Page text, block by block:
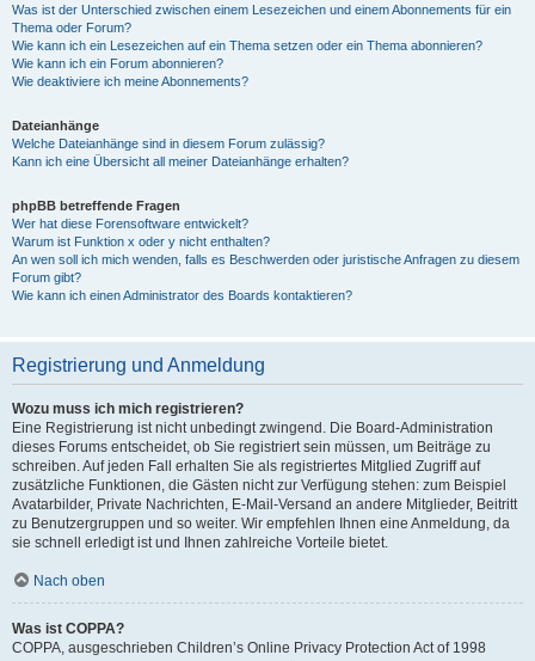
Was ist der Unterschied zwischen einem Lesezeichen und einem Abonnements für ein
Thema oder Forum?
Wie kann ich ein Lesezeichen auf ein Thema setzen oder ein Thema abonnieren?
Wie kann ich ein Forum abonnieren?
Wie deaktiviere ich meine Abonnements?
Dateianhänge
Welche Dateianhänge sind in diesem Forum zulässig?
Kann ich eine Übersicht all meiner Dateianhänge erhalten?
phpBB betreffende Fragen
Wer hat diese Forensoftware entwickelt?
Warum ist Funktion x oder y nicht enthalten?
An wen soll ich mich wenden, falls es Beschwerden oder juristische Anfragen zu diesem
Forum gibt?
Wie kann ich einen Administrator des Boards kontaktieren?
Registrierung und Anmeldung
Wozu muss ich mich registrieren?
Eine Registrierung ist nicht unbedingt zwingend. Die Board-Administration
dieses Forums entscheidet, ob Sie registriert sein müssen, um Beiträge zu
schreiben. Auf jeden Fall erhalten Sie als registriertes Mitglied Zugriff auf
zusätzliche Funktionen, die Gästen nicht zur Verfügung stehen: zum Beispiel
Avatarbilder, Private Nachrichten, E-Mail-Versand an andere Mitglieder, Beitritt
zu Benutzergruppen und so weiter. Wir empfehlen Ihnen eine Anmeldung, da
sie schnell erledigt ist und Ihnen zahlreiche Vorteile bietet.
Nach oben
Was ist COPPA?
COPPA, ausgeschrieben Children’s Online Privacy Protection Act of 1998